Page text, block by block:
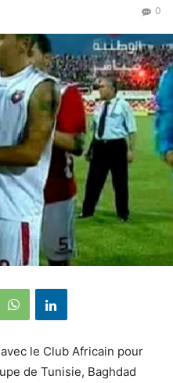
0
le Club Africain pour
de Tunisie, Baghdad